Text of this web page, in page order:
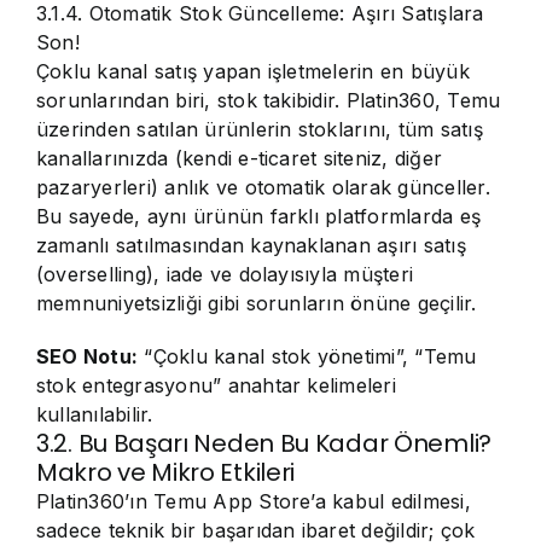
3.1.4. Otomatik Stok Güncelleme: Aşırı Satışlara
Son!
Çoklu kanal satış yapan işletmelerin en büyük
sorunlarından biri, stok takibidir. Platin360, Temu
üzerinden satılan ürünlerin stoklarını, tüm satış
kanallarınızda (kendi e-ticaret siteniz, diğer
pazaryerleri) anlık ve otomatik olarak günceller.
Bu sayede, aynı ürünün farklı platformlarda eş
zamanlı satılmasından kaynaklanan aşırı satış
(overselling), iade ve dolayısıyla müşteri
memnuniyetsizliği gibi sorunların önüne geçilir.
SEO Notu: “Çoklu kanal stok yönetimi”, “Temu
stok entegrasyonu” anahtar kelimeleri
kullanılabilir.
3.2. Bu Başarı Neden Bu Kadar Önemli?
Makro ve Mikro Etkileri
Platin360’ın Temu App Store’a kabul edilmesi,
sadece teknik bir başarıdan ibaret değildir; çok